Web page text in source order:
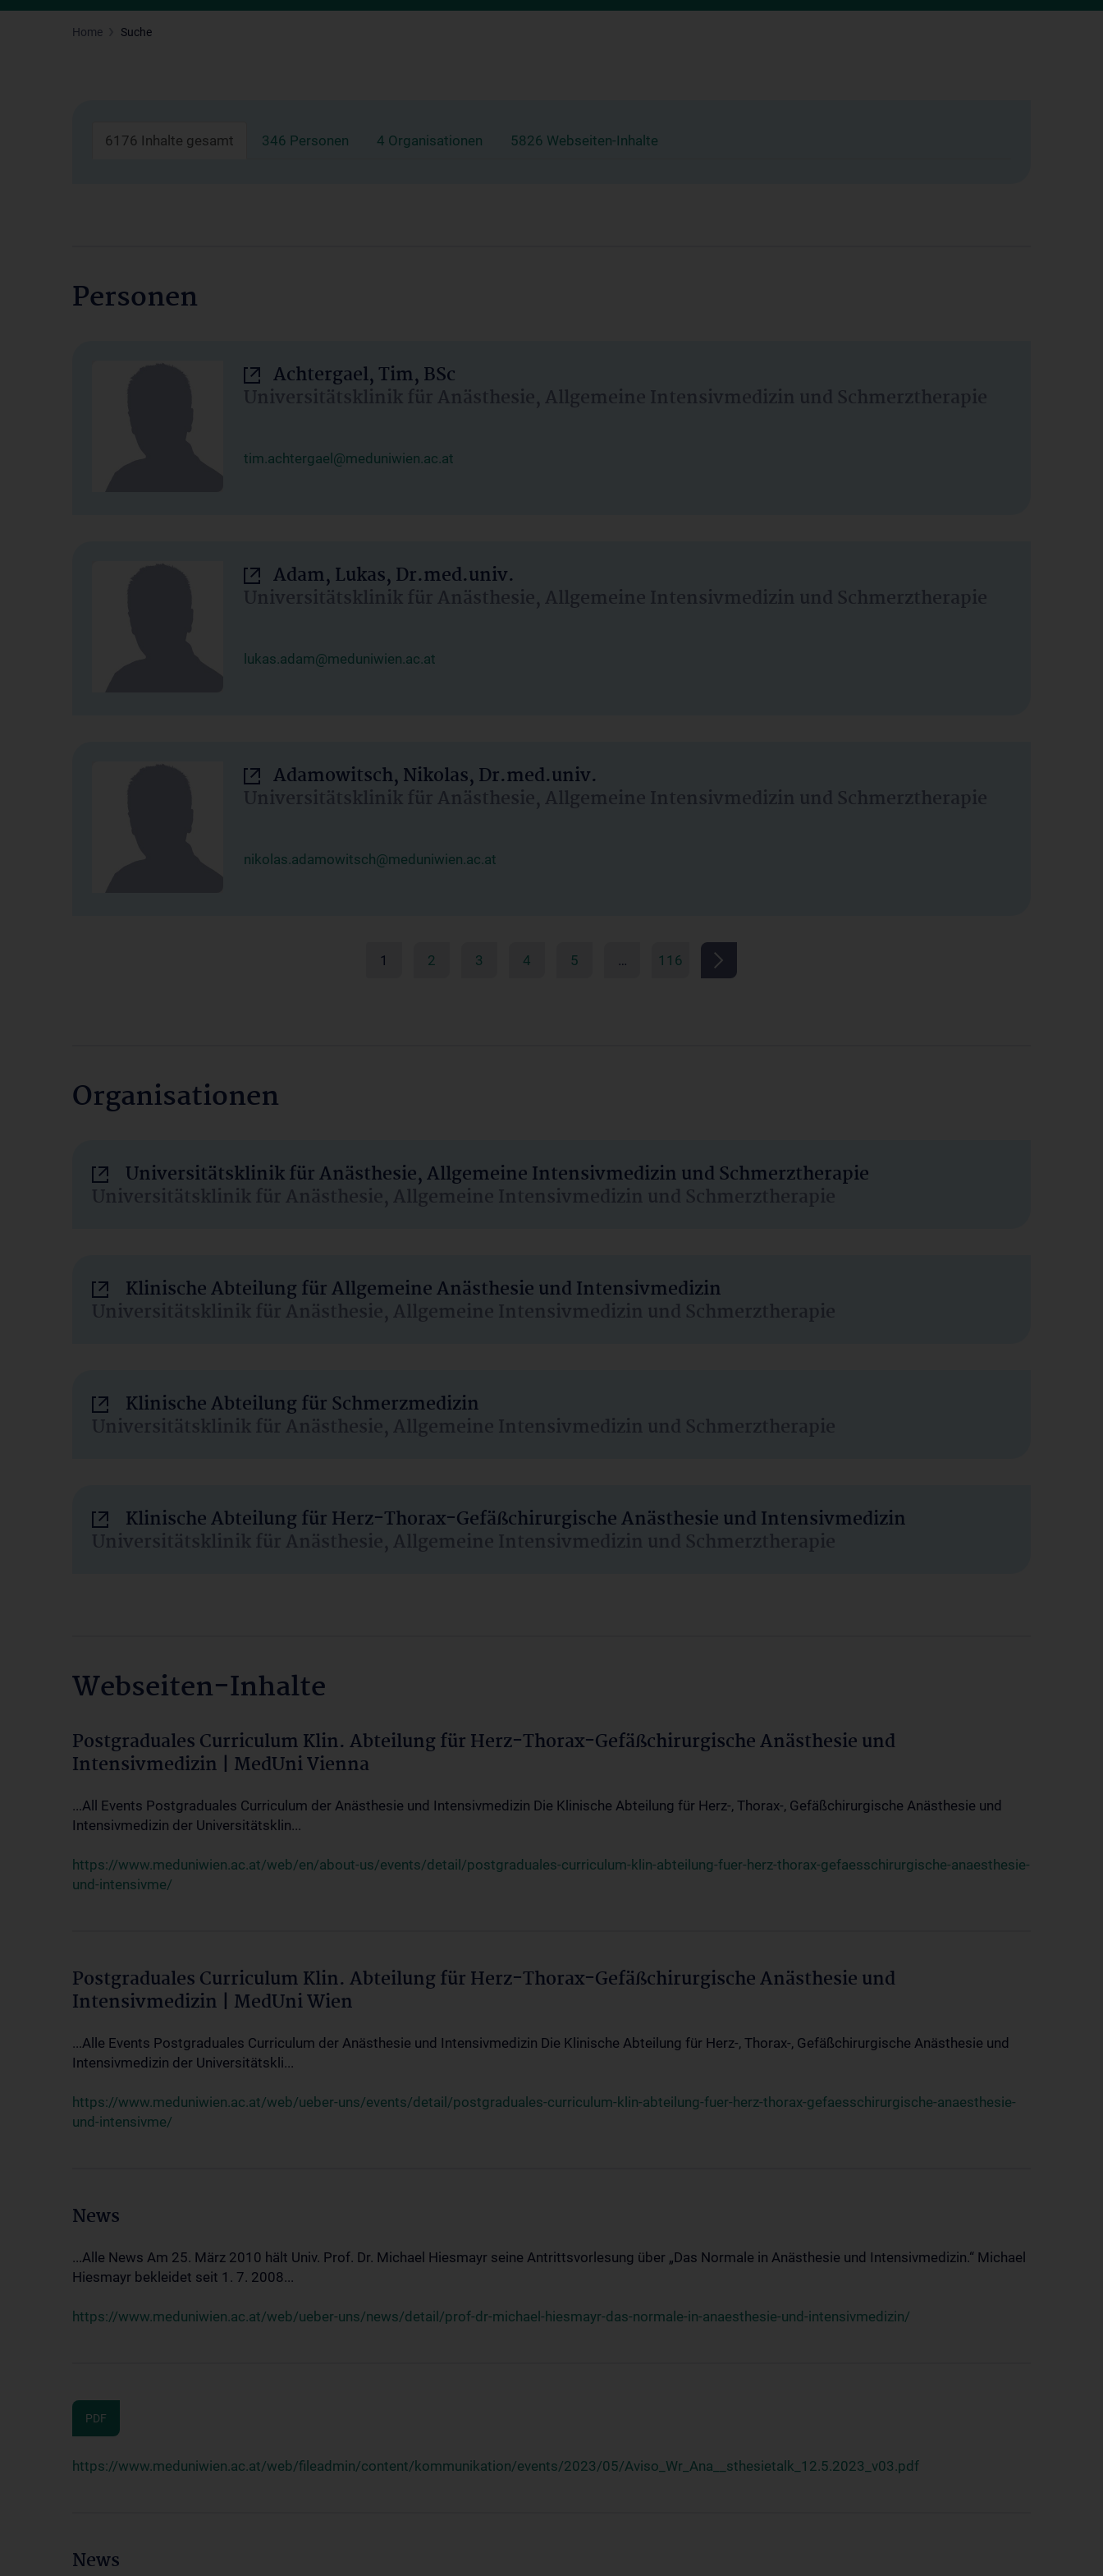
Home Suche
6176 Inhalte gesamt 346 Personen 4 Organisationen 5826 Webseiten-Inhalte
Personen
Achtergael, Tim, BSc
Universitätsklinik für Anästhesie, Allgemeine Intensivmedizin und Schmerztherapie
tim.achtergael@meduniwien.ac.at
Adam, Lukas, Dr.med.univ.
Universitätsklinik für Anästhesie, Allgemeine Intensivmedizin und Schmerztherapie
lukas.adam@meduniwien.ac.at
Adamowitsch, Nikolas, Dr.med.univ.
Universitätsklinik für Anästhesie, Allgemeine Intensivmedizin und Schmerztherapie
nikolas.adamowitsch@meduniwien.ac.at
1 2 3 4 5 … 116
Organisationen
Universitätsklinik für Anästhesie, Allgemeine Intensivmedizin und Schmerztherapie
Universitätsklinik für Anästhesie, Allgemeine Intensivmedizin und Schmerztherapie
Klinische Abteilung für Allgemeine Anästhesie und Intensivmedizin
Universitätsklinik für Anästhesie, Allgemeine Intensivmedizin und Schmerztherapie
Klinische Abteilung für Schmerzmedizin
Universitätsklinik für Anästhesie, Allgemeine Intensivmedizin und Schmerztherapie
Klinische Abteilung für Herz-Thorax-Gefäßchirurgische Anästhesie und Intensivmedizin
Universitätsklinik für Anästhesie, Allgemeine Intensivmedizin und Schmerztherapie
Webseiten-Inhalte
Postgraduales Curriculum Klin. Abteilung für Herz-Thorax-Gefäßchirurgische Anästhesie und
Intensivmedizin | MedUni Vienna
...All Events Postgraduales Curriculum der Anästhesie und Intensivmedizin Die Klinische Abteilung für Herz-, Thorax-, Gefäßchirurgische Anästhesie und
Intensivmedizin der Universitätsklin...
https://www.meduniwien.ac.at/web/en/about-us/events/detail/postgraduales-curriculum-klin-abteilung-fuer-herz-thorax-gefaesschirurgische-anaesthesie-
und-intensivme/
Postgraduales Curriculum Klin. Abteilung für Herz-Thorax-Gefäßchirurgische Anästhesie und
Intensivmedizin | MedUni Wien
...Alle Events Postgraduales Curriculum der Anästhesie und Intensivmedizin Die Klinische Abteilung für Herz-, Thorax-, Gefäßchirurgische Anästhesie und
Intensivmedizin der Universitätskli...
https://www.meduniwien.ac.at/web/ueber-uns/events/detail/postgraduales-curriculum-klin-abteilung-fuer-herz-thorax-gefaesschirurgische-anaesthesie-
und-intensivme/
News
...Alle News Am 25. März 2010 hält Univ. Prof. Dr. Michael Hiesmayr seine Antrittsvorlesung über „Das Normale in Anästhesie und Intensivmedizin.“ Michael
Hiesmayr bekleidet seit 1. 7. 2008...
https://www.meduniwien.ac.at/web/ueber-uns/news/detail/prof-dr-michael-hiesmayr-das-normale-in-anaesthesie-und-intensivmedizin/
PDF
https://www.meduniwien.ac.at/web/fileadmin/content/kommunikation/events/2023/05/Aviso_Wr_Ana__sthesietalk_12.5.2023_v03.pdf
News